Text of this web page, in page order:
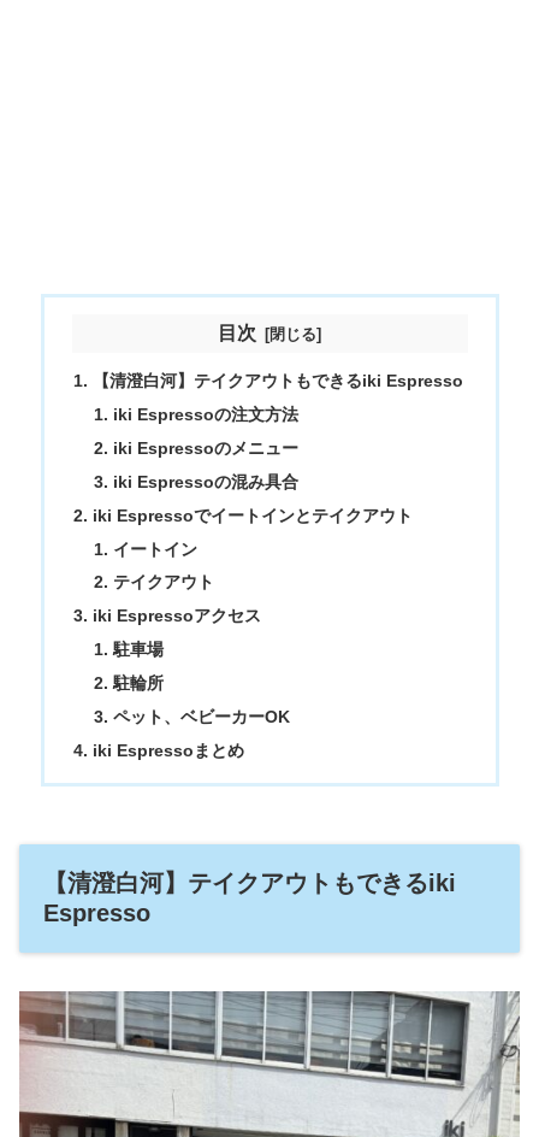
目次
【清澄白河】テイクアウトもできるiki Espresso
iki Espressoの注文方法
iki Espressoのメニュー
iki Espressoの混み具合
iki Espressoでイートインとテイクアウト
イートイン
テイクアウト
iki Espressoアクセス
駐車場
駐輪所
ペット、ベビーカーOK
iki Espressoまとめ
【清澄白河】テイクアウトもできるiki
Espresso